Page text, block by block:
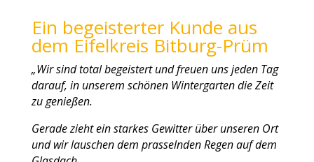
Ein begeisterter Kunde aus
dem Eifelkreis Bitburg-Prüm
„Wir sind total begeistert und freuen uns jeden Tag
darauf, in unserem schönen Wintergarten die Zeit
zu genießen.
Gerade zieht ein starkes Gewitter über unseren Ort
und wir lauschen dem prasselnden Regen auf dem